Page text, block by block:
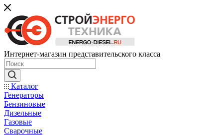
Интернет-магазин представительского класса
Каталог
Генераторы
Бензиновые
Дизельные
Газовые
Сварочные